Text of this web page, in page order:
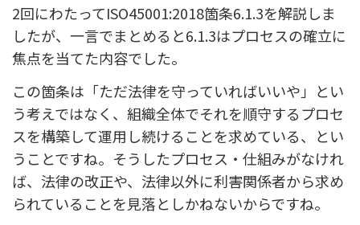
2回にわたってISO45001:2018箇条6.1.3を解説しま
したが、一言でまとめると6.1.3はプロセスの確立に
焦点を当てた内容でした。
この箇条は「ただ法律を守っていればいいや」とい
う考えではなく、組織全体でそれを順守するプロセ
スを構築して運用し続けることを求めている、とい
うことですね。そうしたプロセス・仕組みがなけれ
ば、法律の改正や、法律以外に利害関係者から求め
られていることを見落としかねないからですね。